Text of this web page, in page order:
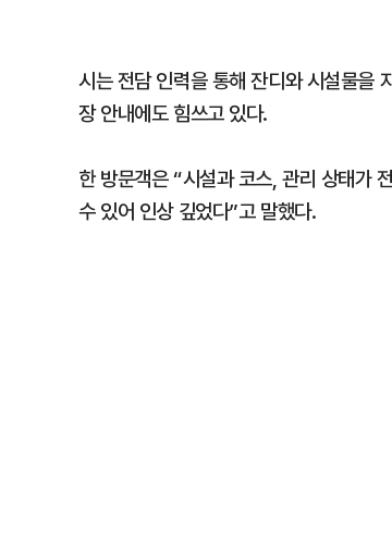
시는 전담 인력을 통해 잔디와 시설물을
장 안내에도 힘쓰고 있다.
한 방문객은 “시설과 코스, 관리 상태가
수 있어 인상 깊었다”고 말했다.